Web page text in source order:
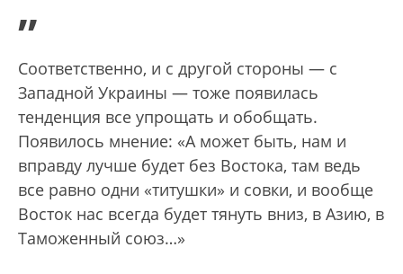
”
Соответственно, и с другой стороны — с
Западной Украины — тоже появилась
тенденция все упрощать и обобщать.
Появилось мнение: «А может быть, нам и
вправду лучше будет без Востока, там ведь
все равно одни «титушки» и совки, и вообще
Восток нас всегда будет тянуть вниз, в Азию, в
Таможенный союз…»